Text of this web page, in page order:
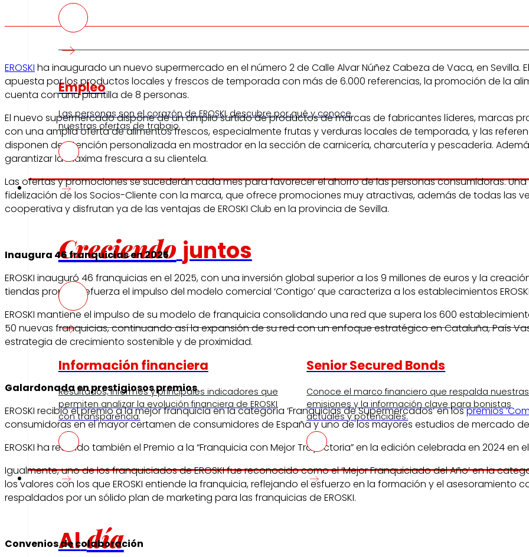
Empleo
Las personas son el corazón de EROSKI, descubre por qué y conoce
nuestras ofertas de trabajo.
Inversores
Creciendo juntos
Información financiera
Resultados, informes y principales indicadores que
permiten analizar la evolución financiera de EROSKI
con transparencia.
Senior Secured Bonds
Conoce el marco financiero que respalda nuestras
emisiones y la información clave para bonistas
actuales y potenciales.
Prensa
Aldía
EROSKI ha inaugurado un nuevo supermercado en el número 2 de Calle Alvar Núñez Cabeza de Vaca, en
apuesta por los productos locales y frescos de temporada con más de 6.000 referencias, la promoción de la
cuenta con una plantilla de 8 personas.
El nuevo supermercado dispone de un amplio surtido de productos de marcas de fabricantes líderes, marcas
con una amplia oferta de alimentos frescos, especialmente frutas y verduras locales de temporada, y las
disponen de atención personalizada en mostrador en la sección de carnicería, charcutería y pescadería.
garantizar la máxima frescura a su clientela.
Las ofertas y promociones se sucederán cada mes para favorecer el ahorro de las personas consumidoras.
fidelización de los Socios-Cliente con la marca, que ofrece promociones muy atractivas, además de todas las
cooperativa y disfrutan ya de las ventajas de EROSKI Club en la provincia de Sevilla.
Inaugura 46 franquicias en 2025
EROSKI inauguró 46 franquicias en el 2025, con una inversión global superior a los 9 millones de euros y la
tiendas propias, refuerza el impulso del modelo comercial ‘Contigo’ que caracteriza a los establecimientos
EROSKI mantiene el impulso de su modelo de franquicia consolidando una red que supera los 600
50 nuevas franquicias, continuando así la expansión de su red con un enfoque estratégico en Cataluña, País
estrategia de crecimiento sostenible y de proximidad.
Galardonada en prestigiosos premios
EROSKI recibió el premio a la mejor franquicia en la categoría ‘Franquicias de Supermercados’ en lospremios
consumidoras en el mayor certamen de consumidores de España y uno de los mayores estudios de mercado
EROSKI ha recibido también el Premio a la “Franquicia con Mejor Trayectoria” en la edición celebrada en 2024 en
Igualmente, uno de los franquiciados de EROSKI fue reconocido como el ‘Mejor Franquiciado del Año’ en la
los valores con los que EROSKI entiende la franquicia, reflejando el esfuerzo en la formación y el
respaldados por un sólido plan de marketing para las franquicias de EROSKI.
Convenios de colaboración